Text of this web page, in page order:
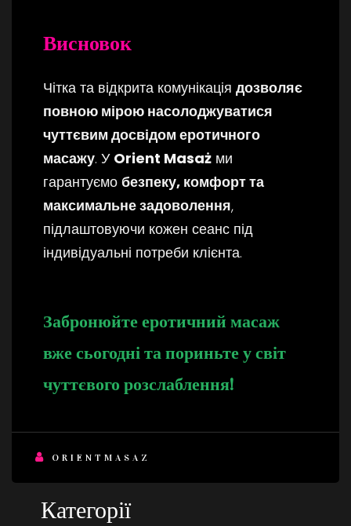
Висновок
Чітка та відкрита комунікація дозволяє
повною мірою насолоджуватися
чуттєвим досвідом еротичного
масажу. У Orient Masaż ми
гарантуємо безпеку, комфорт та
максимальне задоволення,
підлаштовуючи кожен сеанс під
індивідуальні потреби клієнта.
Забронюйте еротичний масаж
вже сьогодні та пориньте у світ
чуттєвого розслаблення!
ORIENTMASAZ
Категорії